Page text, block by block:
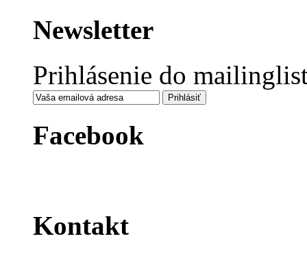
Newsletter
Prihlásenie do
Facebook
Kontakt